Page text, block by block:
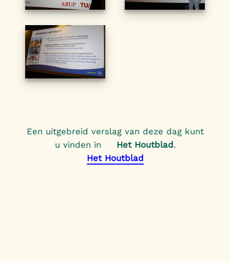
Een uitgebreid verslag van deze dag kunt
u vinden in Het Houtblad .
Het Houtblad